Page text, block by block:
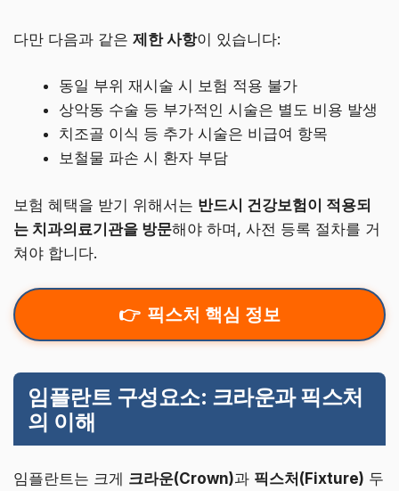
다만 다음과 같은 제한 사항이 있습니다:
동일 부위 재시술 시 보험 적용 불가
상악동 수술 등 부가적인 시술은 별도 비용 발생
치조골 이식 등 추가 시술은 비급여 항목
보철물 파손 시 환자 부담
보험 혜택을 받기 위해서는 반드시 건강보험이 적용되
는 치과의료기관을 방문해야 하며, 사전 등록 절차를 거
쳐야 합니다.
픽스처 핵심 정보
임플란트 구성요소: 크라운과 픽스처
의 이해
임플란트는 크게 크라운(Crown)과 픽스처(Fixture) 두